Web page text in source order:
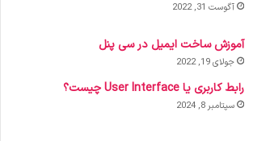
آگوست 31, 2022
آموزش ساخت ایمیل در سی پنل
جولای 19, 2022
رابط کاربری یا User Interface چیست؟
سپتامبر 8, 2024